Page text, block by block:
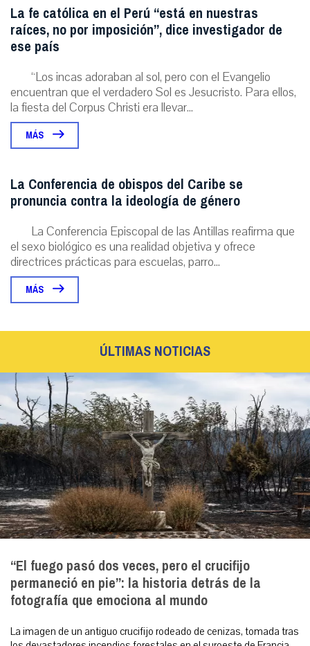
La fe católica en el Perú “está en nuestras
raíces, no por imposición”, dice investigador de
ese país
“Los incas adoraban al sol, pero con el Evangelio
encuentran que el verdadero Sol es Jesucristo. Para ellos,
la fiesta del Corpus Christi era llevar...
MÁS
La Conferencia de obispos del Caribe se
pronuncia contra la ideología de género
La Conferencia Episcopal de las Antillas reafirma que
el sexo biológico es una realidad objetiva y ofrece
directrices prácticas para escuelas, parro...
MÁS
ÚLTIMAS NOTICIAS
“El fuego pasó dos veces, pero el crucifijo
permaneció en pie”: la historia detrás de la
fotografía que emociona al mundo
La imagen de un antiguo crucifijo rodeado de cenizas, tomada tras